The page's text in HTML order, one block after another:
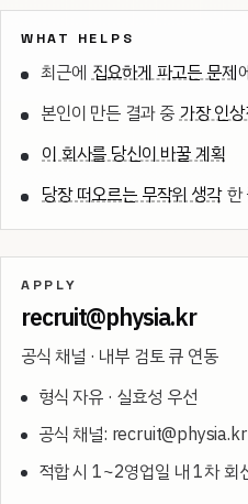
WHAT HELPS
최근에 집요하게 파고든 문제
본인이 만든 결과 중 가장 인
이 회사를 당신이 바꿀 계획
당장 떠오르는 무작위 생각한
APPLY
recruit@physia.kr
공식 채널 · 내부 검토 큐 연동
형식 자유 · 실효성 우선
공식 채널: recruit@physia.kr
적합 시 1~2영업일 내 1차 회